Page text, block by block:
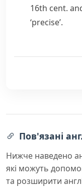
16th cent.
‘precise’.
Пов'язані
Нижче наведено
які можуть
та розширити